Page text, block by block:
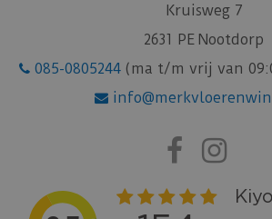
Kruisweg 7
2631 PE Nootdorp
085-0805244 (ma t/m vrij van